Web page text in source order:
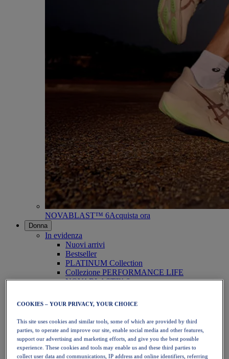
NOVABLAST™ 6Acquista ora
Donna
In evidenza
Nuovi arrivi
Bestseller
PLATINUM Collection
Collezione PERFORMANCE LIFE
NOVABLAST™ 6
Running
Trail running
Tennis
Pallavolo
Pallamano
Padel
Netball
COOKIES – YOUR PRIVACY, YOUR CHOICE
This site uses cookies and similar tools, some of which are provided by third
parties, to operate and improve our site, enable social media and other features,
support our advertising and marketing efforts, and give you the best possible
experience. These cookies and tools may enable us and these third parties to
collect user data and communications, IP address and online identifiers, referring